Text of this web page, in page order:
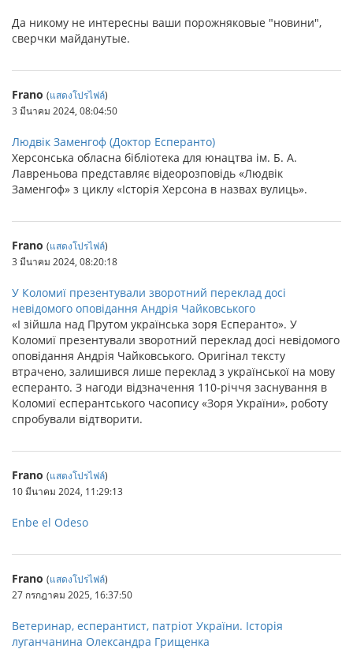
Да никому не интересны ваши порожняковые "новини",
сверчки майданутые.
Frano (แสดงโปรไฟล์)
3 มีนาคม 2024, 08:04:50
Людвік Заменгоф (Доктор Есперанто)
Херсонська обласна бібліотека для юнацтва ім. Б. А.
Лавреньова представляє відеорозповідь «Людвік
Заменгоф» з циклу «Історія Херсона в назвах вулиць».
Frano (แสดงโปรไฟล์)
3 มีนาคม 2024, 08:20:18
У Коломиї презентували зворотний переклад досі
невідомого оповідання Андрія Чайковського
«І зійшла над Прутом українська зоря Есперанто». У
Коломиї презентували зворотний переклад досі невідомого
оповідання Андрія Чайковського. Оригінал тексту
втрачено, залишився лише переклад з української на мову
есперанто. З нагоди відзначення 110-річчя заснування в
Коломиї есперантського часопису «Зоря України», роботу
спробували відтворити.
Frano (แสดงโปรไฟล์)
10 มีนาคม 2024, 11:29:13
Enbe el Odeso
Frano (แสดงโปรไฟล์)
27 กรกฎาคม 2025, 16:37:50
Ветеринар, есперантист, патріот України. Історія
луганчанина Олександра Грищенка